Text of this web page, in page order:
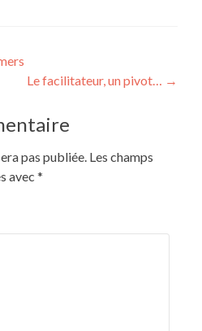
Le facilitateur, un pivot… →
pas publiée. Les champs
avec *